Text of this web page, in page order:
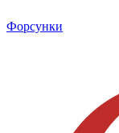
Форсунки